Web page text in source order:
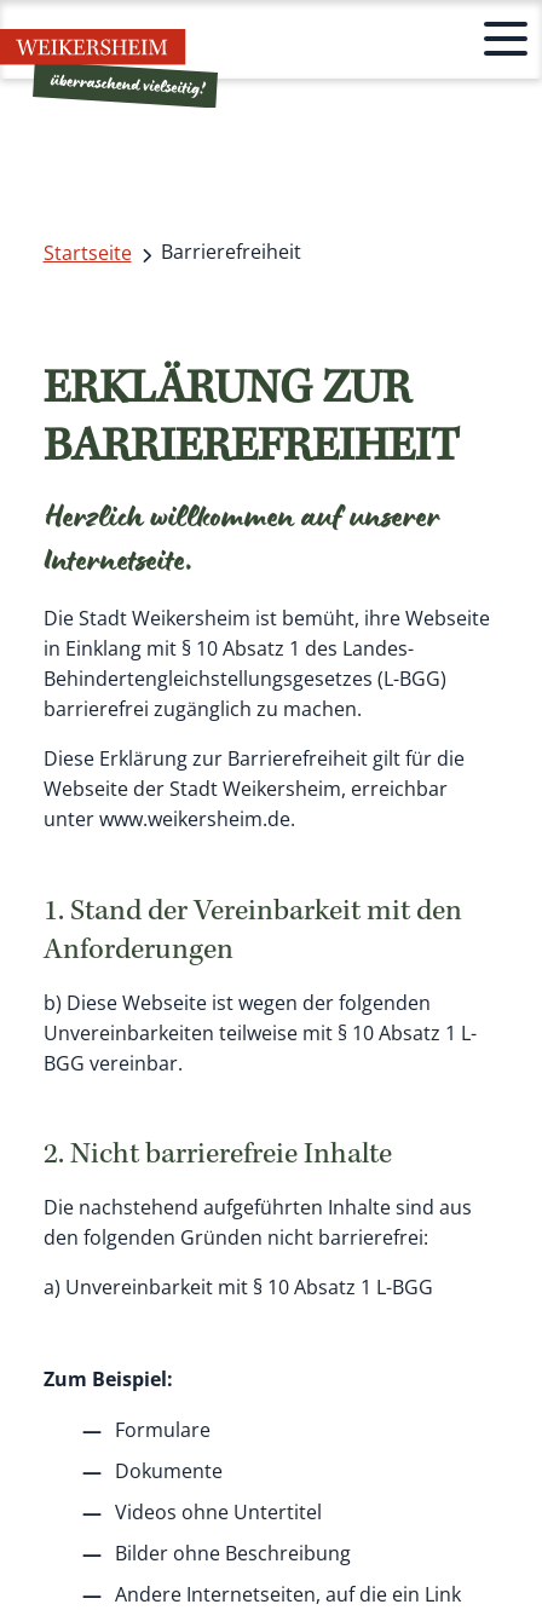
Startseite Barrierefreiheit
ERKLÄRUNG ZUR
BARRIEREFREIHEIT
Herzlich willkommen auf unserer
Internetseite.
Die Stadt Weikersheim ist bemüht, ihre Webseite
in Einklang mit § 10 Absatz 1 des Landes-
Behindertengleichstellungsgesetzes (L-BGG)
barrierefrei zugänglich zu machen.
Diese Erklärung zur Barrierefreiheit gilt für die
Webseite der Stadt Weikersheim, erreichbar
unter www.weikersheim.de.
1. Stand der Vereinbarkeit mit den
Anforderungen
b) Diese Webseite ist wegen der folgenden
Unvereinbarkeiten teilweise mit § 10 Absatz 1 L-
BGG vereinbar.
2. Nicht barrierefreie Inhalte
Die nachstehend aufgeführten Inhalte sind aus
den folgenden Gründen nicht barrierefrei:
a) Unvereinbarkeit mit § 10 Absatz 1 L-BGG
Zum Beispiel:
Formulare
Dokumente
Videos ohne Untertitel
Bilder ohne Beschreibung
Andere Internetseiten, auf die ein Link